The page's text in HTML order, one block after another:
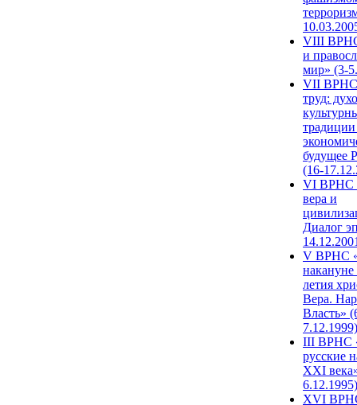
VIII
и
мир» (3-
VII ВРНС
труд:
будущее
(16-
VI ВРНС
вера и
Диалог
V ВРНС
накануне
летия
Вера.
Власть»
7.12.1999)
III ВРНС
русские
XXI
6.12.1995)
XVI